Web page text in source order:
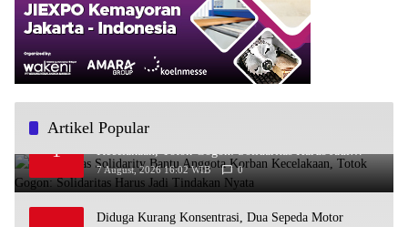
Artikel Popular
1
Ra’Nggagas Solidarity Bantu Anggota Korban
Kecelakaan, Totok Gogon: Solidaritas Harus Jadi
Tindakan Nyata
7 August, 2026 16:02 WIB 0
Diduga Kurang Konsentrasi, Dua Sepeda Motor